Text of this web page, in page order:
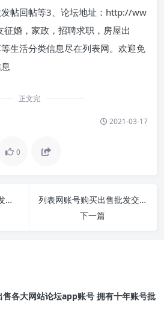
帖回帖等3、论坛地址：http://ww
婚，家政，招聘求职，房屋出
生活分类信息尽在列表网。欢迎免
正文完
2021-03-17
0
列表网账号购买出售批发交易1组240个直登
列表网账号购买出售批发交易1组360个直登
下一篇
各大网站论坛app账号 拥有十年账号批